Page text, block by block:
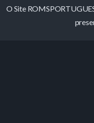
O Site